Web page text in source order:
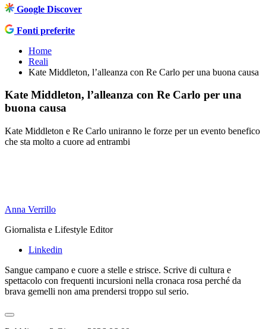
Google Discover
Fonti preferite
Home
Reali
Kate Middleton, l’alleanza con Re Carlo per una buona causa
Kate Middleton, l’alleanza con Re Carlo per una
buona causa
Kate Middleton e Re Carlo uniranno le forze per un evento benefico
che sta molto a cuore ad entrambi
Anna Verrillo
Giornalista e Lifestyle Editor
Linkedin
Sangue campano e cuore a stelle e strisce. Scrive di cultura e
spettacolo con frequenti incursioni nella cronaca rosa perché da
brava gemelli non ama prendersi troppo sul serio.